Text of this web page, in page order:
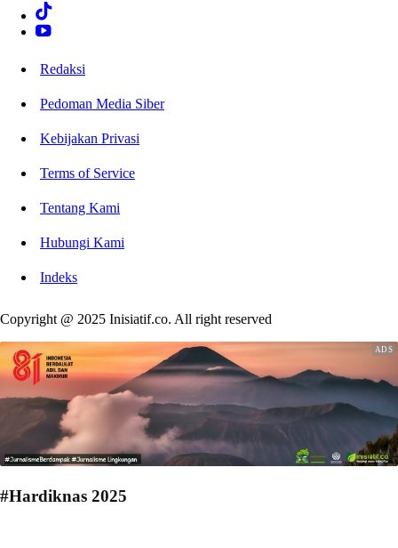
Redaksi
Pedoman Media Siber
Kebijakan Privasi
Terms of Service
Tentang Kami
Hubungi Kami
Indeks
Copyright @ 2025 Inisiatif.co. All right reserved
#Hardiknas 2025